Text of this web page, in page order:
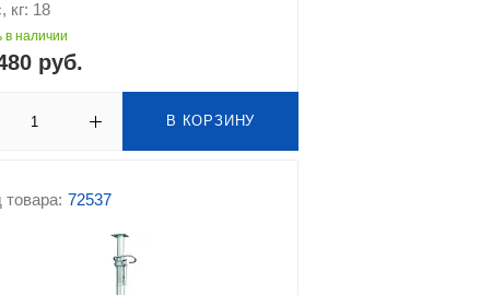
кг: 18
в наличии
руб.
В КОРЗИНУ
товара: 72537